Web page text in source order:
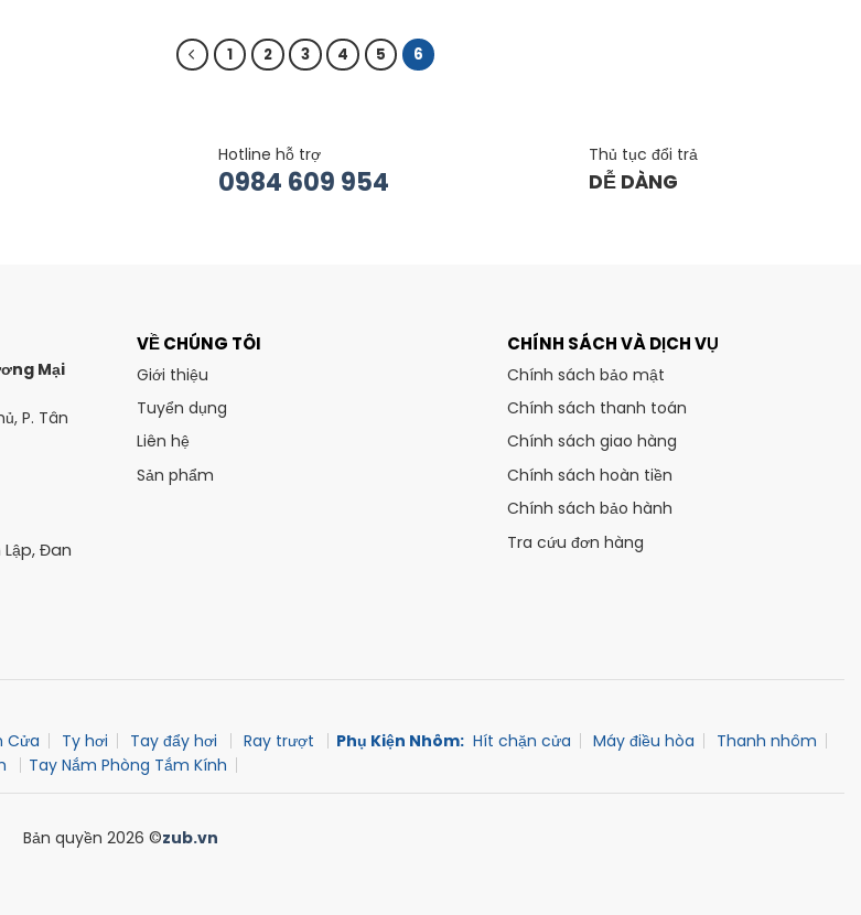
1 2 3 4 5 6
Hotline hỗ trợ
0984 609 954
Thủ tục đổi trả
DỄ DÀNG
Mại
P. Tân
Đan
VỀ CHÚNG TÔI
Giới thiệu
Tuyển dụng
Liên hệ
Sản phẩm
CHÍNH SÁCH VÀ DỊCH VỤ
Chính sách bảo mật
Chính sách thanh toán
Chính sách giao hàng
Chính sách hoàn tiền
Chính sách bảo hành
Tra cứu đơn hàng
Cửa Ty hơi Tay đẩy hơi Ray trượt Phụ Kiện Nhôm: Hít chặn cửa Máy điều hòa
Thanh nhôm
Tay Nắm Phòng Tắm Kính
Bản quyền 2026 ©zub.vn